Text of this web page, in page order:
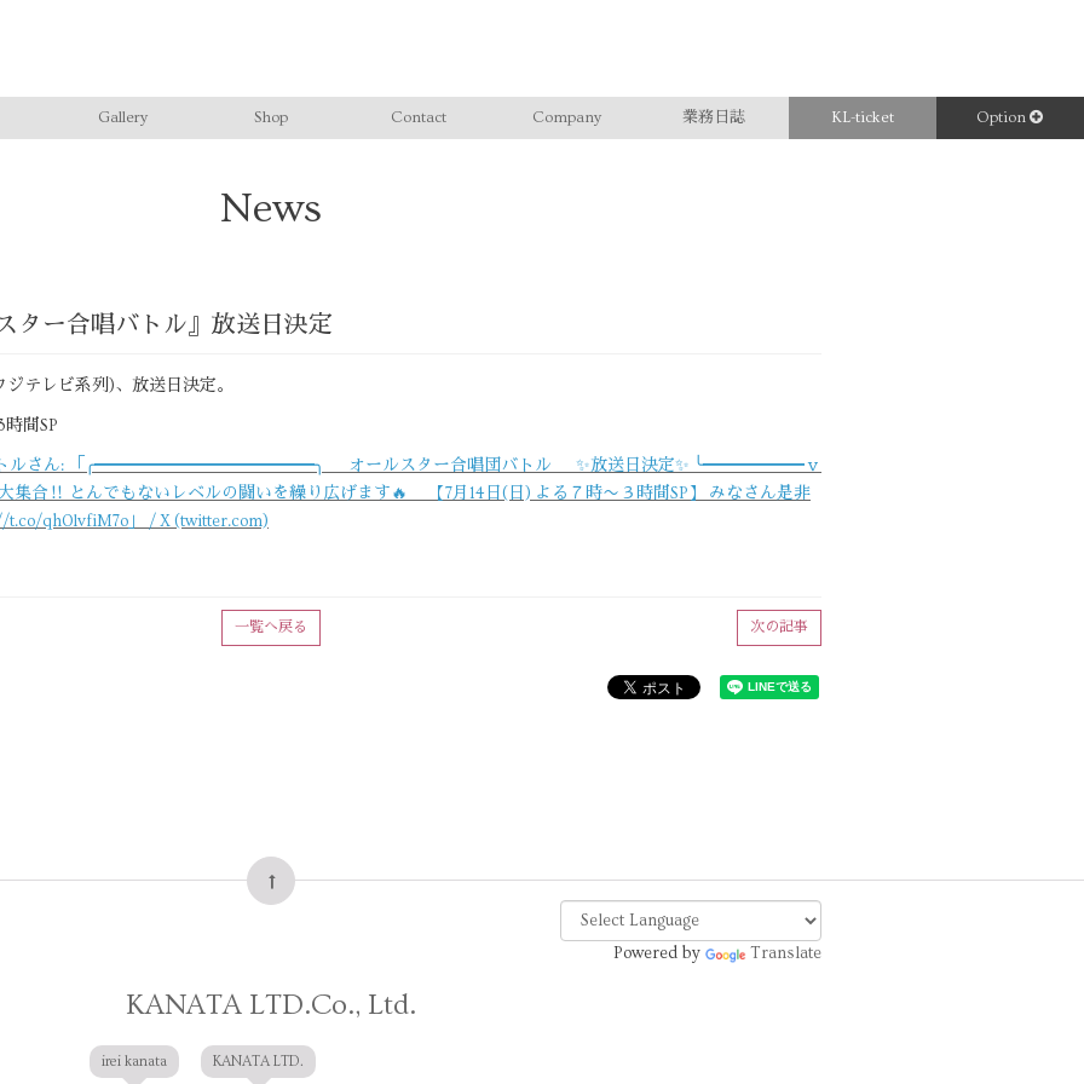
Gallery Shop Contact Company 業務日誌 KL-ticket Option
News
ター合唱バトル』放送日決定
テレビ系列)、放送日決定。
間SP
バトルさん: 「╭━━━━━━━━━━━━━╮ オールスター合唱団バトル ✨放送日決定✨ ╰━━━━━━ｖ
‼️ とんでもないレベルの闘いを繰り広げます🔥 【7月14日(日) よる７時〜３時間SP】 みなさん是非
t.co/qh0lvfiM7o」 / X (twitter.com)
次の記事
一覧へ戻る
Powered by Translate
KANATA LTD.Co., Ltd.
irei kanata KANATA LTD.